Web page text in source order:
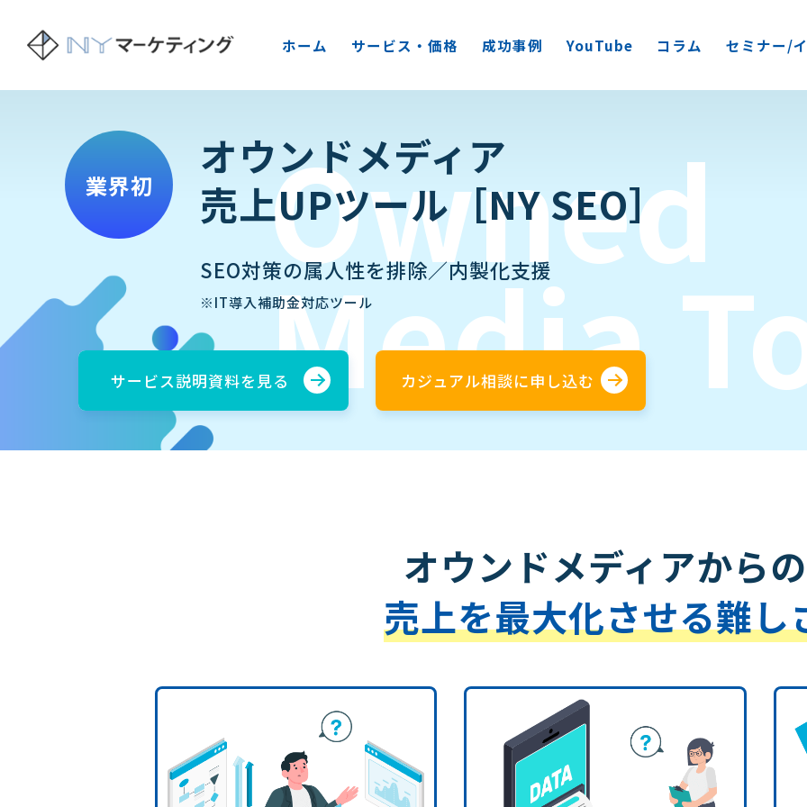
ホーム サービス・価格 成功事例 YouTube コラム セミナー/
Owned
Media
業界初
オウンドメディア
売上UPツール［NY SEO］
SEO対策の属人性を排除／内製化支援
※IT導入補助金対応ツール
サービス説明資料を見る カジュアル相談に申し込む
オウンドメディアからの
売上を最大化させる難し